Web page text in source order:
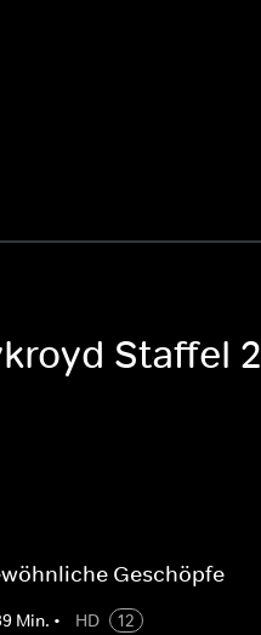
Staffel 2
Geschöpfe
Min. • HD
12